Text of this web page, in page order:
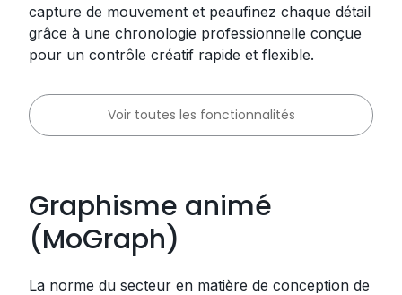
capture de mouvement et peaufinez chaque détail
grâce à une chronologie professionnelle conçue
pour un contrôle créatif rapide et flexible.
Voir toutes les fonctionnalités
Graphisme animé
(MoGraph)
La norme du secteur en matière de conception de